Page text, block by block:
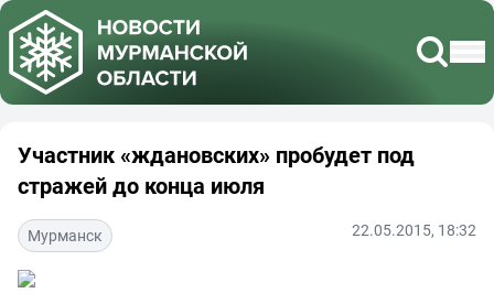
Участник «ждановских» пробудет под
стражей до конца июля
Мурманск 22.05.2015, 18:32